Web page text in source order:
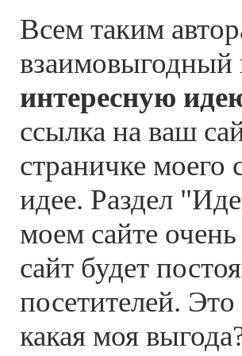
Всем таким
взаимовыгодный
интересную
ссылка на ваш
страничке
идее. Раздел
моем сайте
сайт будет
посетителей.
какая моя